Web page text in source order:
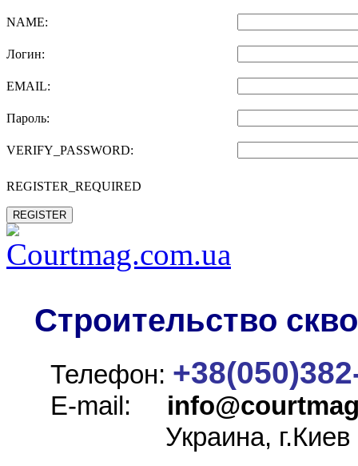
NAME:
Логин:
EMAIL:
Пароль:
VERIFY_PASSWORD:
REGISTER_REQUIRED
REGISTER
Строительство
Телефон:
E-mail: info@
Украина, г.Киев